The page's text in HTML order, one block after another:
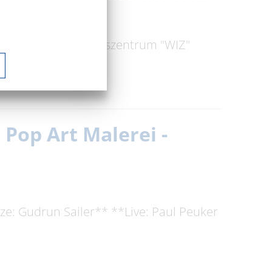
Wolfsinformationszentrum "WIZ"
…
Art Malerei -
Gudrun Sailer** **Live: Paul Peuker